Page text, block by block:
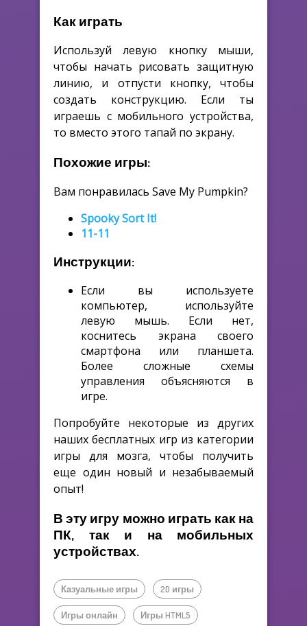
Как играть
Используй левую кнопку мыши,
чтобы начать рисовать защитную
линию, и отпусти кнопку, чтобы
создать конструкцию. Если ты
играешь с мобильного устройства,
то вместо этого тапай по экрану.
Похожие игры:
Вам понравилась Save My Pumpkin?
Spooky Sort It!
11-11
Инструкции:
Если вы используете
компьютер, используйте
левую мышь. Если нет,
коснитесь экрана своего
смартфона или планшета.
Более сложные схемы
управления объясняются в
игре.
Попробуйте некоторые из других
наших бесплатных игр из категории
игры для мозга, чтобы получить
еще один новый и незабываемый
опыт!
В эту игру можно играть как на
ПК, так и на мобильных
устройствах.
Казуальные игры 2D игры
Игры онлайн Игры HTML5